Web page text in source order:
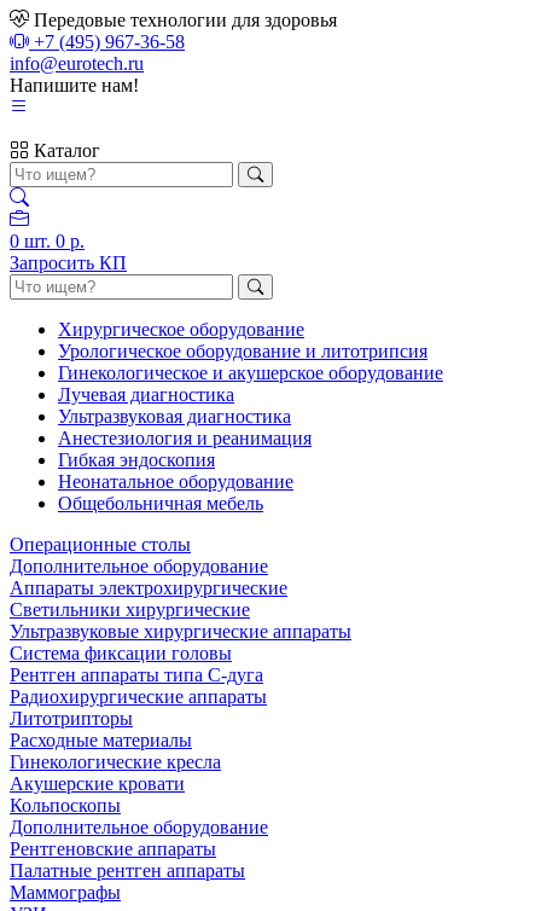
Передовые технологии для здоровья
+7 (495) 967-36-58
info@eurotech.ru
Напишите нам!
Каталог
0 шт. 0 р.
Запросить КП
Хирургическое оборудование
Урологическое оборудование и литотрипсия
Гинекологическое и акушерское оборудование
Лучевая диагностика
Ультразвуковая диагностика
Анестезиология и реанимация
Гибкая эндоскопия
Неонатальное оборудование
Общебольничная мебель
Операционные столы
Дополнительное оборудование
Аппараты электрохирургические
Светильники хирургические
Ультразвуковые хирургические аппараты
Система фиксации головы
Рентген аппараты типа С-дуга
Радиохирургические аппараты
Литотрипторы
Расходные материалы
Гинекологические кресла
Акушерские кровати
Кольпоскопы
Дополнительное оборудование
Рентгеновские аппараты
Палатные рентген аппараты
Маммографы